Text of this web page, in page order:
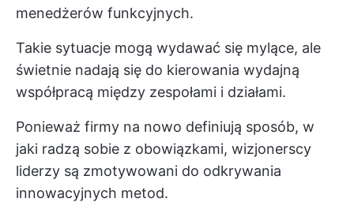
menedżerów funkcyjnych.
Takie sytuacje mogą wydawać się mylące, ale
świetnie nadają się do kierowania wydajną
współpracą między zespołami i działami.
Ponieważ firmy na nowo definiują sposób, w
jaki radzą sobie z obowiązkami, wizjonerscy
liderzy są zmotywowani do odkrywania
innowacyjnych metod.